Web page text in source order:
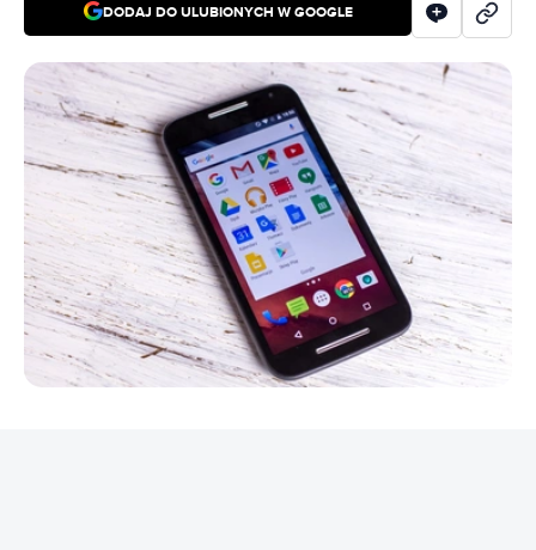
DODAJ DO ULUBIONYCH W GOOGLE